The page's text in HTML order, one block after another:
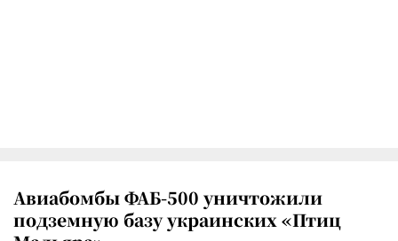
Авиабомбы ФАБ-500 уничтожили
подземную базу украинских «Птиц